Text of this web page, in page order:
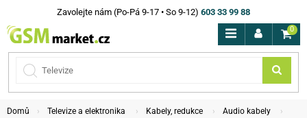
Zavolejte nám (Po-Pá 9-17 • So 9-12) 603 33 99 88
0
Domů Televize a elektronika Kabely, redukce
Audio kabely